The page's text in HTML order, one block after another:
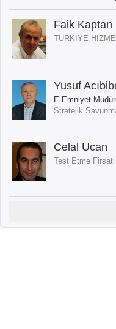
Faik Kaptan
TURKIYE-
Yusuf
E.Emniyet
Stratejik
Celal Ucan
Test Etme